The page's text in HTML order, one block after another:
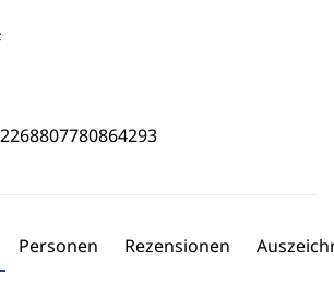
Personen Rezensionen